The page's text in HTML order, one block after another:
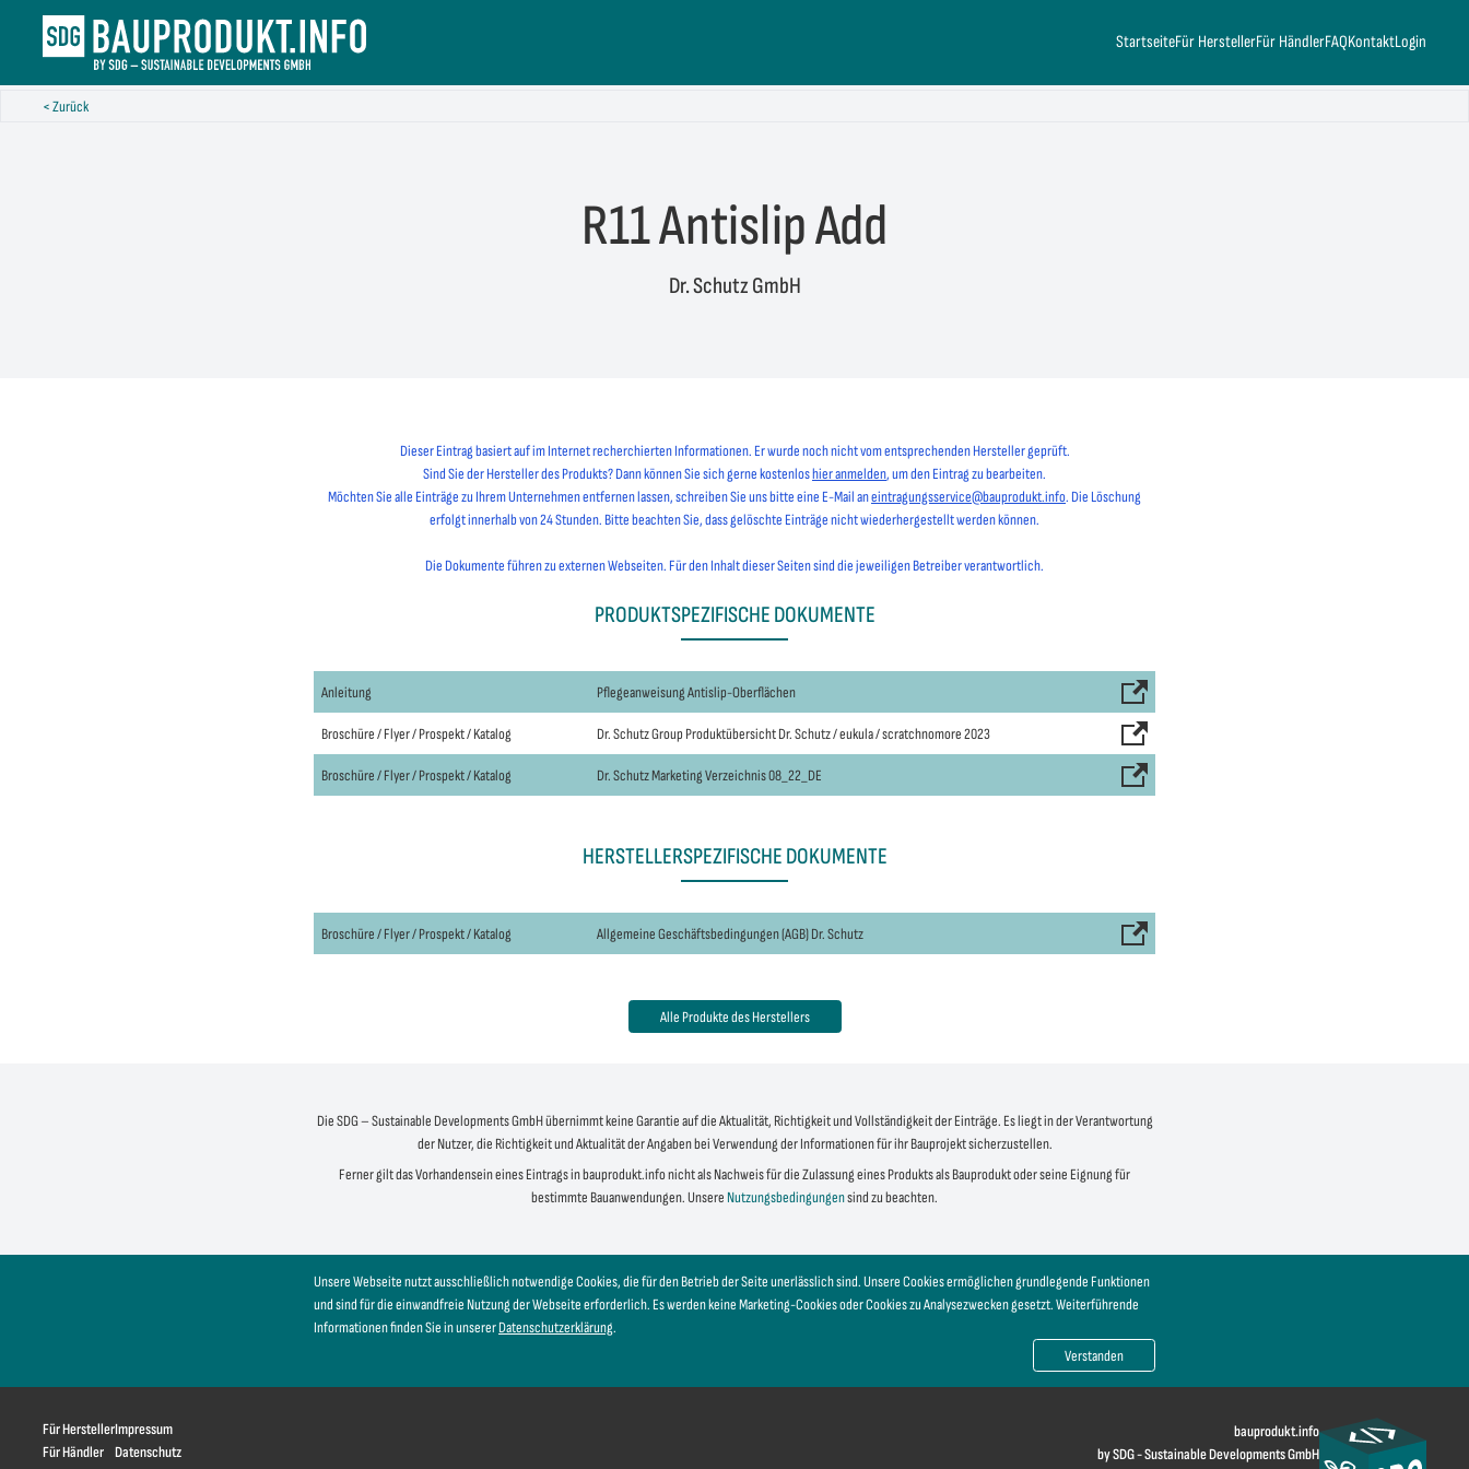
StartseiteFür HerstellerFür HändlerFAQKontaktLogin
< Zurück
R11 Antislip Add
Dr. Schutz GmbH
Dieser Eintrag basiert auf im Internet recherchierten Informationen. Er wurde noch nicht vom entsprechenden Hersteller geprüft.
Sind Sie der Hersteller des Produkts? Dann können Sie sich gerne kostenloshier anmelden, um den Eintrag zu bearbeiten.
Möchten Sie alle Einträge zu Ihrem Unternehmen entfernen lassen, schreiben Sie uns bitte eine E-Mail aneintragungsservice@bauprodukt.info. Die Löschung
erfolgt innerhalb von 24 Stunden. Bitte beachten Sie, dass gelöschte Einträge nicht wiederhergestellt werden können.
Die Dokumente führen zu externen Webseiten. Für den Inhalt dieser Seiten sind die jeweiligen Betreiber verantwortlich.
PRODUKTSPEZIFISCHE DOKUMENTE
Anleitung Pflegeanweisung Antislip-Oberflächen
Broschüre / Flyer / Prospekt / Katalog Dr. Schutz Group Produktübersicht Dr. Schutz / eukula / scratchnomore 2023
Broschüre / Flyer / Prospekt / Katalog Dr. Schutz Marketing Verzeichnis 08_22_DE
HERSTELLERSPEZIFISCHE DOKUMENTE
Broschüre / Flyer / Prospekt / Katalog Allgemeine Geschäftsbedingungen (AGB) Dr. Schutz
Alle Produkte des Herstellers
Die SDG – Sustainable Developments GmbH übernimmt keine Garantie auf die Aktualität, Richtigkeit und Vollständigkeit der Einträge. Es liegt in der Verantwortung
der Nutzer, die Richtigkeit und Aktualität der Angaben bei Verwendung der Informationen für ihr Bauprojekt sicherzustellen.
Ferner gilt das Vorhandensein eines Eintrags in bauprodukt.info nicht als Nachweis für die Zulassung eines Produkts als Bauprodukt oder seine Eignung für
bestimmte Bauanwendungen. Unsere Nutzungsbedingungensind zu beachten.
Unsere Webseite nutzt ausschließlich notwendige Cookies, die für den Betrieb der Seite unerlässlich sind. Unsere Cookies ermöglichen grundlegende Funktionen
und sind für die einwandfreie Nutzung der Webseite erforderlich. Es werden keine Marketing-Cookies oder Cookies zu Analysezwecken gesetzt. Weiterführende
Informationen finden Sie in unsererDatenschutzerklärung.
Verstanden
Für Hersteller
Für Händler
Impressum
Datenschutz
bauprodukt.info
by SDG - Sustainable Developments GmbH